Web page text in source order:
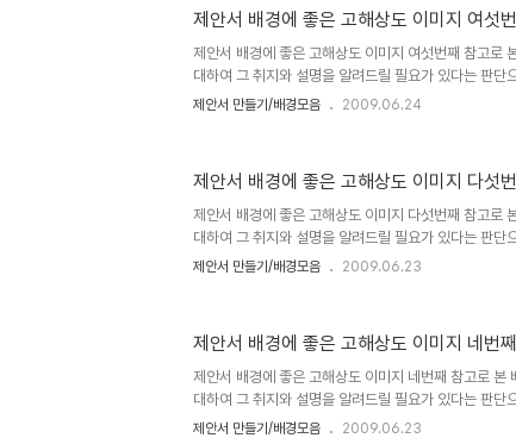
길 부탁드립니다. (_ _) 내용은 그리 길지 않습니다.
멋진제안서 만들기 hisastro's PT템플릿 링크 썸네
제안서 배경에 좋은 고해상도 이미지 여섯
제안서 배경에 좋은 고해상도 이미지 여섯번째 참고로
대하여 그 취지와 설명을 알려드릴 필요가 있다는 판단
서와 관련한 포스팅을 주제로 설정하고 블로그에 글을
길 부탁드립니다. (_ _) 내용은 그리 길지 않습니다.
멋진제안서 만들기 hisastro's PT템플릿 링크 썸네
제안서 만들기/배경모음 2009.06.24
제안서 배경에 좋은 고해상도 이미지 다섯
제안서 배경에 좋은 고해상도 이미지 다섯번째 참고로
대하여 그 취지와 설명을 알려드릴 필요가 있다는 판단
서와 관련한 포스팅을 주제로 설정하고 블로그에 글을
길 부탁드립니다. (_ _) 내용은 그리 길지 않습니다.
멋진제안서 만들기 hisastro's PT템플릿 링크 썸네
제안서 만들기/배경모음 2009.06.23
제안서 배경에 좋은 고해상도 이미지 네번째
제안서 배경에 좋은 고해상도 이미지 네번째 참고로 본
대하여 그 취지와 설명을 알려드릴 필요가 있다는 판단
서와 관련한 포스팅을 주제로 설정하고 블로그에 글을
제안서 만들기/배경모음 2009.06.23